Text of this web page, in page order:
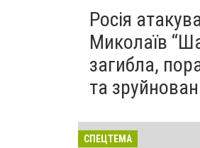
Росія
Миколаїв
загибла,
та
СПЕЦТЕМА